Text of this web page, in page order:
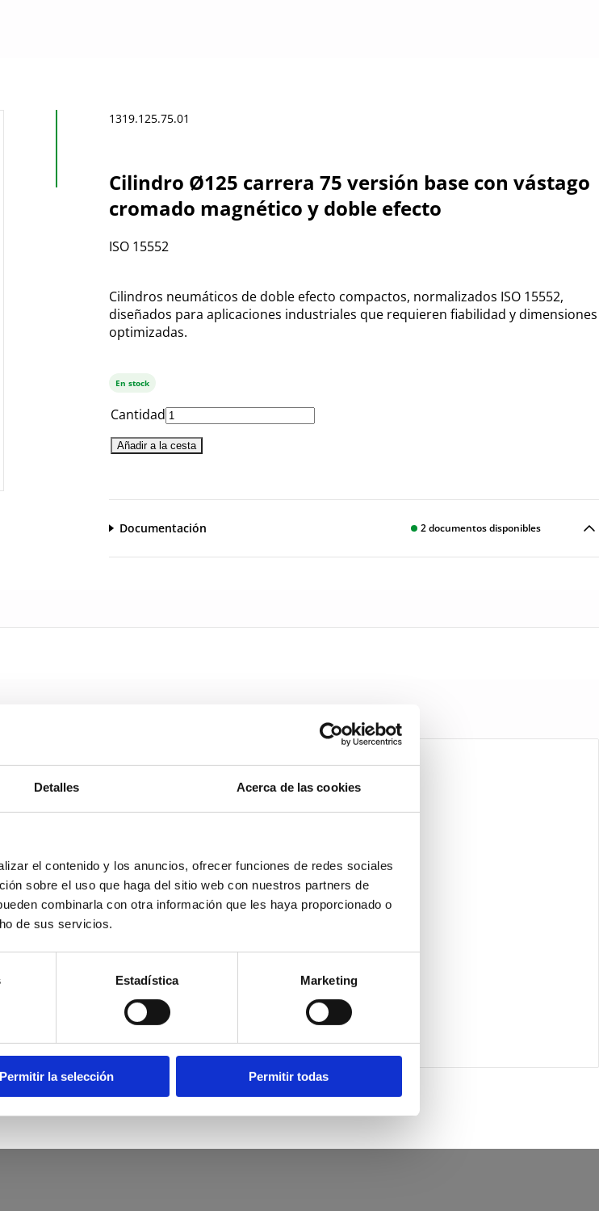
Detalles Acerca de las cookies
el contenido y los anuncios, ofrecer funciones de redes sociales
sobre el uso que haga del sitio web con nuestros partners de
combinarla con otra información que les haya proporcionado o
de sus servicios.
Estadística Marketing
Permitir la selección Permitir todas
1319.125.75.01
Cilindro Ø125 carrera 75 versión base con vástago
cromado magnético y doble efecto
ISO 15552
Cilindros neumáticos de doble efecto compactos, normalizados ISO 15552,
diseñados para aplicaciones industriales que requieren fiabilidad y dimensiones
optimizadas.
En stock
Cantidad
Añadir a la cesta
Documentación 2documentos disponibles